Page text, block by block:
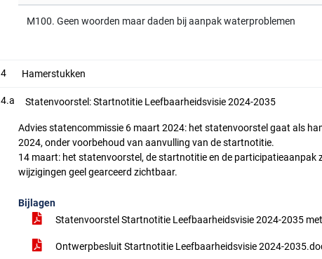
M100. Geen woorden maar daden bij aanpak waterproblemen
4 Hamerstukken
4.a Statenvoorstel: Startnotitie Leefbaarheidsvisie 2024-2035
Advies statencommissie 6 maart 2024: het statenvoorstel gaat als
2024, onder voorbehoud van aanvulling van de startnotitie.
14 maart: het statenvoorstel, de startnotitie en de participatieaanpak
wijzigingen geel gearceerd zichtbaar.
Bijlagen
Statenvoorstel Startnotitie Leefbaarheidsvisie 2024-2035
Ontwerpbesluit Startnotitie Leefbaarheidsvisie 2024-